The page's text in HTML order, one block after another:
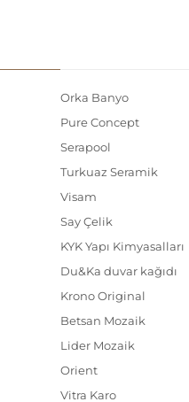
Orka Banyo
Pure Concept
Serapool
Turkuaz Seramik
Visam
Say Çelik
KYK Yapı Kimyasalları
Du&Ka duvar kağıdı
Krono Original
Betsan Mozaik
Lider Mozaik
Orient
Vitra Karo